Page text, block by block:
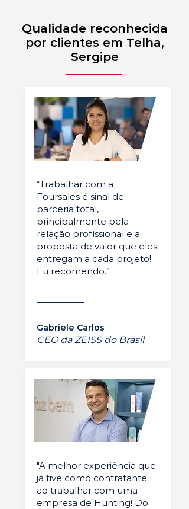
Qualidade reconhecida
por clientes em Telha,
Sergipe
“Trabalhar com a
Foursales é sinal de
parceria total,
principalmente pela
relação profissional e a
proposta de valor que eles
entregam a cada projeto!
Eu recomendo.”
Gabriele Carlos
CEO da ZEISS do Brasil
"A melhor experiência que
já tive como contratante
ao trabalhar com uma
empresa de Hunting! Do